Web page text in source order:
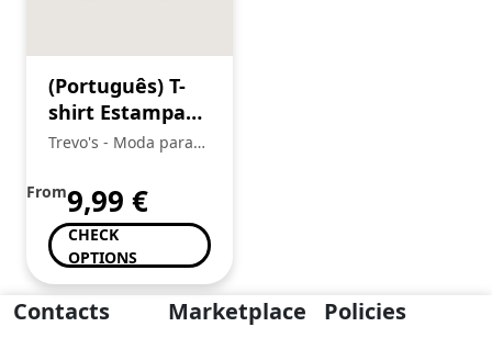
(Português) T-
shirt Estampada
Menina, Tom
Trevo's - Moda para
From9,99 €
CHECK
OPTIONS
Contacts Marketplace Policies